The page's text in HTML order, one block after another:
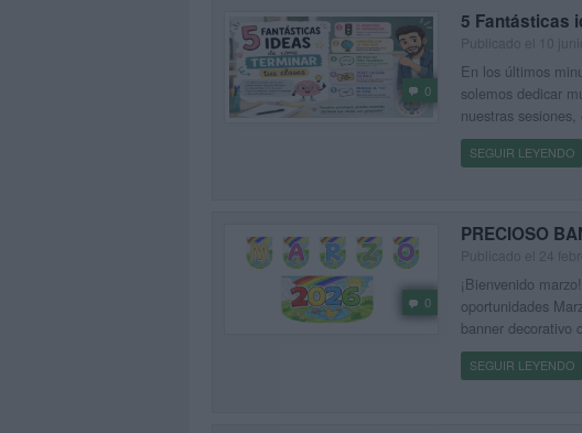
0
5 Fantásticas
En los últimos
solemos dedicar
nuestras
SEGUIR LEYENDO
0
PRECIOSO
¡Bienvenido
oportunidades
banner
SEGUIR LEYENDO